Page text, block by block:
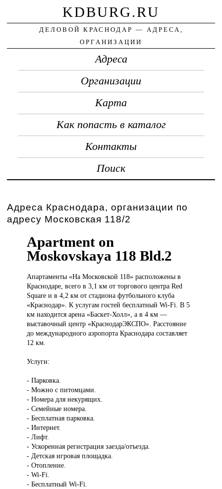
KDBURG.RU
ДЕЛОВОЙ КРАСНОДАР — АДРЕСА,
ОРГАНИЗАЦИИ
Адреса
Организации
Карта
Как попасть в каталог
Контакты
Поиск
Адреса Краснодара, организации по
адресу Московская 118/2
Apartment on
Moskovskaya 118 Bld.2
Апартаменты «НаМосковской 118» расположены в
Краснодаре, всего в 3,1 км от торгового центра Red
Square и в 4,2 км от стадиона футбольного клуба
«Краснодар». К услугам гостей бесплатный Wi-Fi. В 5
км находится арена «Баскет-Холл», а в 4 км —
выставочный центр «КраснодарЭКСПО». Расстояние
до международного аэропорта Краснодара составляет
12 км.
Услуги:
- Парковка.
- Можно с питомцами.
- Номера для некурящих.
- Семейные номера.
- Бесплатная парковка.
- Интернет.
- Лифт.
- Ускоренная регистрация заезда/отъезда.
- Детская игровая площадка.
- Отопление.
- Wi-Fi.
- Бесплатный Wi-Fi.